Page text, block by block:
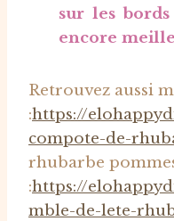
sur les bords
encore
Retrouvez aussi
:https://
compote-de-
rhubarbe
:https://
mble-de-lete-